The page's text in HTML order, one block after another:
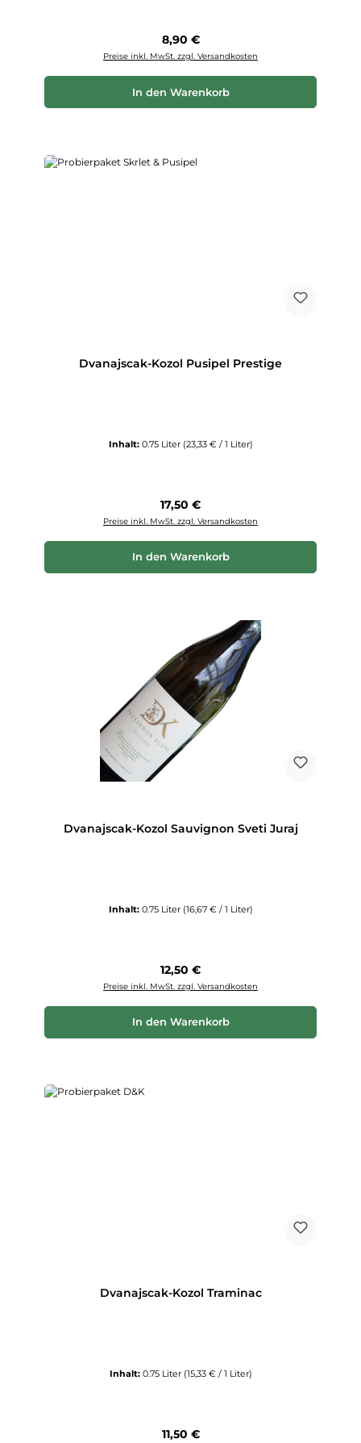
Regulärer Preis:
8,90 €
Preise inkl. MwSt. zzgl. Versandkosten
In den Warenkorb
Dvanajscak-Kozol Pusipel Prestige
Inhalt: 0.75 Liter (23,33 € / 1 Liter)
Regulärer Preis:
17,50 €
Preise inkl. MwSt. zzgl. Versandkosten
In den Warenkorb
Dvanajscak-Kozol Sauvignon Sveti Juraj
Inhalt: 0.75 Liter (16,67 € / 1 Liter)
Regulärer Preis:
12,50 €
Preise inkl. MwSt. zzgl. Versandkosten
In den Warenkorb
Dvanajscak-Kozol Traminac
Inhalt: 0.75 Liter (15,33 € / 1 Liter)
Regulärer Preis:
11,50 €